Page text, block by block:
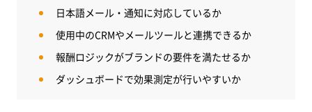
日本語メール・通知に対応しているか
使用中のCRMやメールツールと連携できるか
報酬ロジックがブランドの要件を満たせるか
ダッシュボードで効果測定が行いやすいか